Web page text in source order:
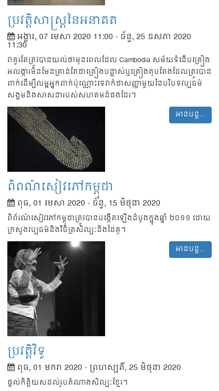
ប្រវត្តិសាស្ដ្រនៃអនាគត
អង្គារ, 07 មេសា 2020 11:00 - ច័ន្ទ, 25 ឧសភា 2020
11:30
វាគួរតែត្រូវបានយល់ថាមុនពេលដែល Cambodia សម័យទំនើបគ្រឿង
អលង្ការមិនមែនគ្រាន់តែជាគ្រឿងបន្លាស់ឬគ្រឿងតុបតែងដែលត្រូវបាន
ពាក់ដើម្បីលម្អអ្នកពាក់ប៉ុណ្ណោះទេវាក៏ជាសញ្ញាមួយនៃបរិបទវប្បធម៌
សង្គមនិងសាសនារបស់សហគមន៍ផងដែរ។
អានបន្ត...
ពិពណ៌សៀវភៅកម្ពុជា
ពុធ, 01 មេសា 2020 - ច័ន្ទ, 15 មិថុនា 2020
ពិព័រណ៍សៀវភៅកម្ពុជាត្រូវបានបង្កើតឡើងដំបូងក្នុងឆ្នាំ ២០១១ ដោយ
ក្រសួងវប្បធម៌និងវិចិត្រសិល្បៈនិងដៃគូ។
អានបន្ត...
ប្រវត្តិវិទូ
ពុធ, 01 មករា 2020 - ព្រហស្បតិ៍, 25 មិថុនា 2020
ផ្តល់កិត្តិយសដល់រូបតំណាងសិល្បៈខ្មែរ។